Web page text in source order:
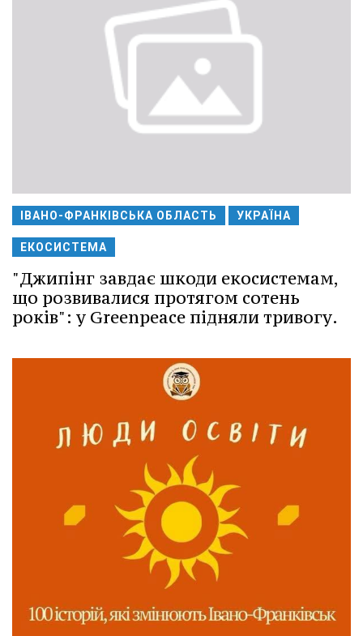
ІВАНО-ФРАНКІВСЬКА ОБЛАСТЬ УКРАЇНА
ЕКОСИСТЕМА
"Джипінг завдає шкоди екосистемам,
що розвивалися протягом сотень
років": у Greenpeace підняли тривогу.